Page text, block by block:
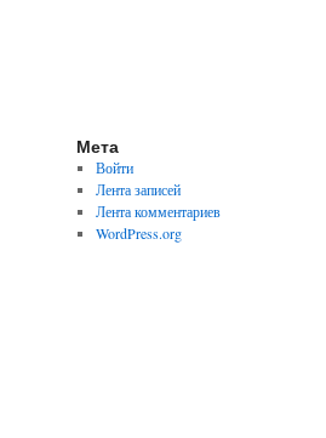
Мета
Войти
Лента записей
Лента комментариев
WordPress.org